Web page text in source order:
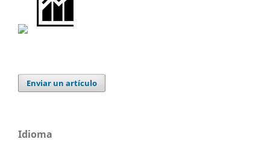
Enviar un artículo
Idioma